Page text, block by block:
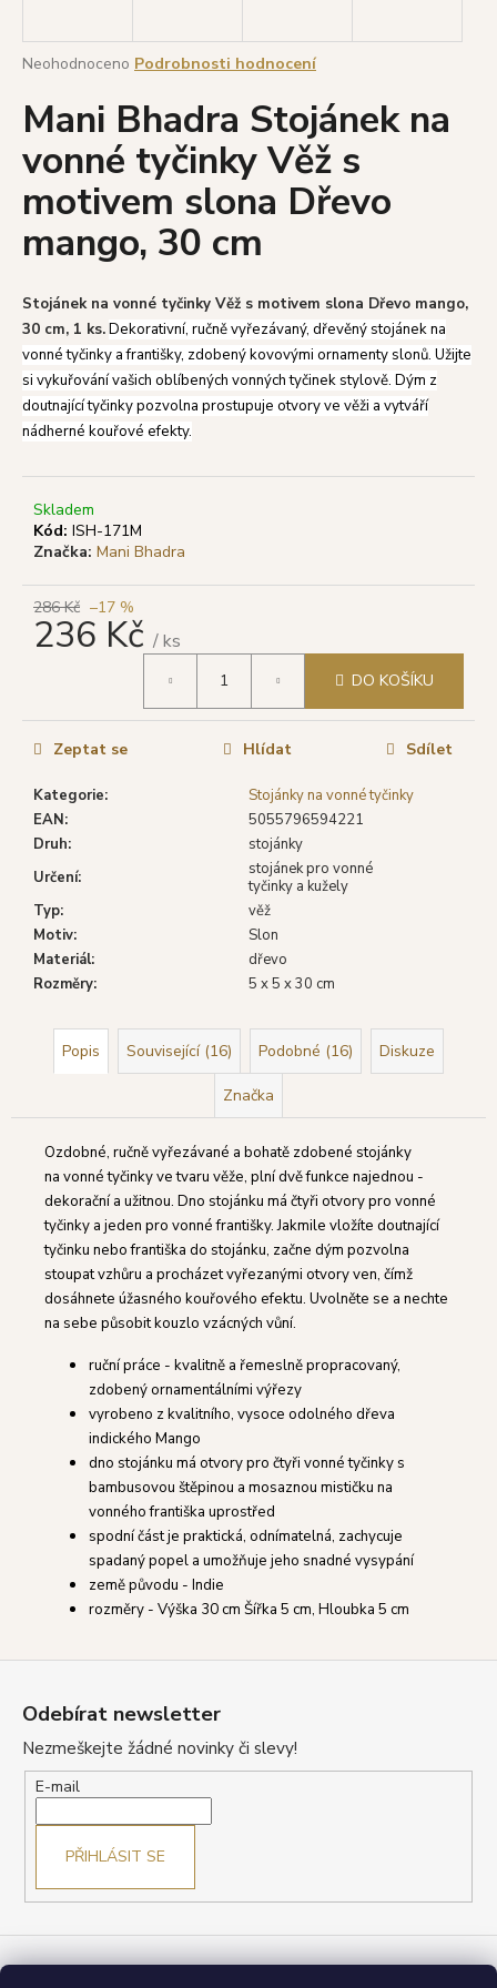
Průměrné
produktu
je
z
hvězdiček.
Neohodnoceno Podrobnosti hodnocení
Mani Bhadra Stojánek na
vonné tyčinky Věž s
motivem slona Dřevo
mango, 30 cm
Stojánek na vonné tyčinky Věž s motivem slona Dřevo mango,
30 cm, 1 ks.Dekorativní, ručně vyřezávaný, dřevěný stojánek na
vonné tyčinky a františky, zdobený kovovými ornamenty slonů. Užijte
si vykuřování vašich oblíbených vonných tyčinek stylově. Dým z
doutnající tyčinky pozvolna prostupuje otvory ve věži a vytváří
nádherné kouřové efekty.
Skladem
Kód: ISH-171M
Značka: Mani Bhadra
286 Kč –17 %
236 Kč / ks
DO KOŠÍKU
Kategorie:
Stojánky na vonné tyčinky
EAN:
5055796594221
Druh:
stojánky
Určení:
stojánek pro vonné
tyčinky a kužely
Typ:
věž
Motiv:
Slon
Materiál:
dřevo
Rozměry: 5 x 5 x 30 cm
Zeptat se Hlídat Sdílet
Popis Související (16) Podobné (16) Diskuze
Značka
Ozdobné, ručně vyřezávané a bohatě zdobené stojánky
na vonné tyčinky ve tvaru věže, plní dvě funkce najednou -
dekorační a užitnou. Dno stojánku má čtyři otvory pro vonné
tyčinky a jeden pro vonné františky. Jakmile vložíte doutnající
tyčinku nebo františka do stojánku, začne dým pozvolna
stoupat vzhůru a procházet vyřezanými otvory ven, čímž
dosáhnete úžasného kouřového efektu. Uvolněte se a nechte
na sebe působit kouzlo vzácných vůní.
ruční práce - kvalitně a řemeslně propracovaný,
zdobený ornamentálními výřezy
vyrobeno z kvalitního, vysoce odolného dřeva
indického Mango
dno stojánku má otvory pro čtyři vonné tyčinky s
bambusovou štěpinou a mosaznou mističku na
vonného františka uprostřed
spodní část je praktická, odnímatelná, zachycuje
spadaný popel a umožňuje jeho snadné vysypání
země původu - Indie
rozměry - Výška 30 cm Šířka 5 cm, Hloubka 5 cm
j
t
?
HLEDAT
D
o
p
o
u
m
VONNÉ
TYČINKY
DRAGON'S
(DRAČÍ
KREV),
15
29
Kč
Původně:
46
Kč
Odebírat newsletter
Nezmeškejte žádné novinky či slevy!
E-mail
PŘIHLÁSIT SE